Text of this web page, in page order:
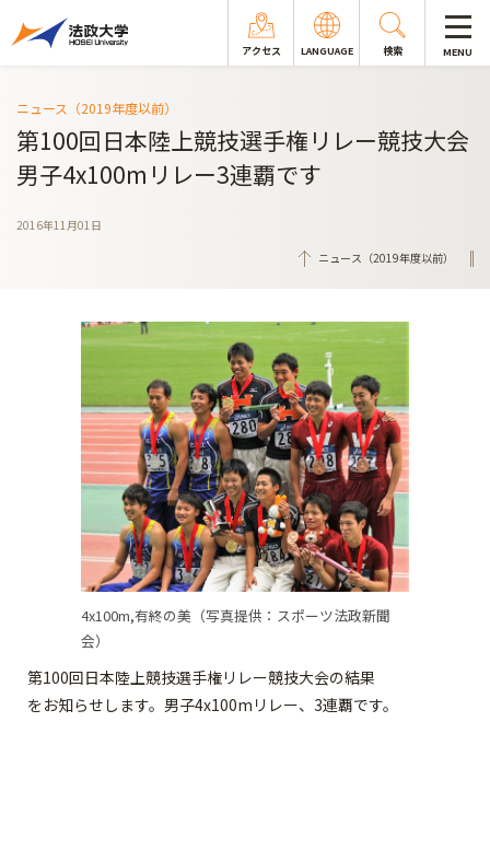
アクセス LANGUAGE 検索 MENU
ニュース（2019年度以前）
第100回日本陸上競技選手権リレー競技大会
男子4x100mリレー3連覇です
2016年11月01日
ニュース（2019年度以前）
4x100m,有終の美（写真提供：スポーツ法政新聞
会）
第100回日本陸上競技選手権リレー競技大会の結果
をお知らせします。男子4x100mリレー、3連覇です。